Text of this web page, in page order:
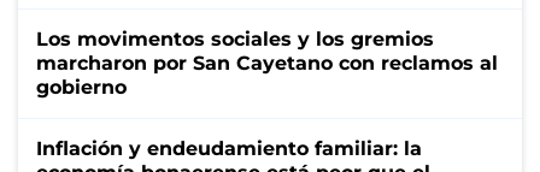
Los movimentos sociales y los gremios
marcharon por San Cayetano con reclamos al
gobierno
Inflación y endeudamiento familiar: la